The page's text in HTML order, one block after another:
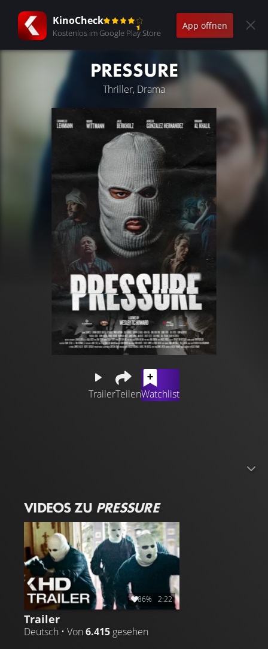
KinoCheck
Kostenlos im Google Play Store
App öffnen
PRESSURE
Thriller, Drama
TrailerTeilenWatchlist
abläuft, stellt sich die Situation als weitaus komplizierter
VIDEOS ZU PRESSURE
86% 2:22
Trailer
Deutsch • Von 6.415 gesehen